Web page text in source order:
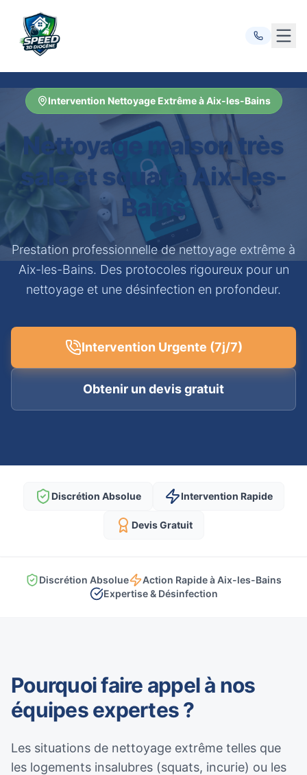
Intervention Nettoyage Extrême à Aix-les-Bains
Nettoyage maison très
sale et squat à Aix-les-
Bains
Prestation professionnelle de nettoyage extrême à
Aix-les-Bains. Des protocoles rigoureux pour un
nettoyage et une désinfection en profondeur.
Intervention Urgente (7j/7)
Obtenir un devis gratuit
Discrétion Absolue Intervention Rapide
Devis Gratuit
Discrétion Absolue
Action Rapide à Aix-les-Bains
Expertise & Désinfection
Pourquoi faire appel à nos
équipes expertes ?
Les situations de nettoyage extrême telles que
les logements insalubres (squats, incurie) ou les